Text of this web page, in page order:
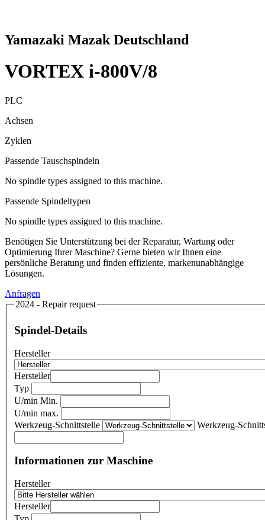
Yamazaki Mazak Deutschland
VORTEX i-800V/8
PLC
Achsen
Zyklen
Passende Tauschspindeln
No spindle types assigned to this machine.
Passende Spindeltypen
No spindle types assigned to this machine.
Benötigen Sie Unterstützung bei der Reparatur, Wartung oder
Optimierung Ihrer Maschine? Gerne bieten wir Ihnen eine
persönliche Beratung und finden effiziente, markenunabhängige
Lösungen.
Anfragen
2024 - Repair request
Spindel-Details
Hersteller
Hersteller
Typ
U/min Min.
U/min max.
Werkzeug-Schnittstelle
Werkzeug-
Informationen zur Maschine
Hersteller
Hersteller